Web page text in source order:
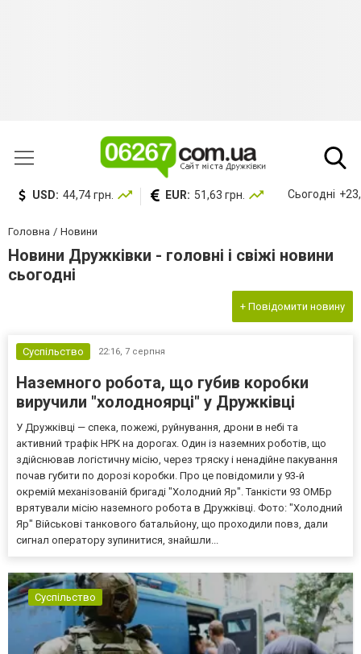
USD: 44,74 грн. EUR: 51,63 грн. Сьогодні
Головна Новини
Новини Дружківки - головні і свіжі новини
сьогодні
+ Повідомити новину
Суспільство 22:16, 7 серпня
Наземного робота, що губив коробки
виручили "холодноярці" у Дружківці
У Дружківці — спека, пожежі, руйнування, дрони в небі та
активний трафік НРК на дорогах. Один із наземних роботів, що
здійснював логістичну місію, через тряску і ненадійне пакування
почав губити по дорозі коробки. Про це повідомили у 93-й
окремій механізованій бригаді "Холодний Яр". Танкісти 93 ОМБр
врятували місію наземного робота в Дружківці. Фото: "Холодний
Яр" Військові танкового батальйону, що проходили повз, дали
сигнал оператору зупинитися, знайшли...
Суспільство